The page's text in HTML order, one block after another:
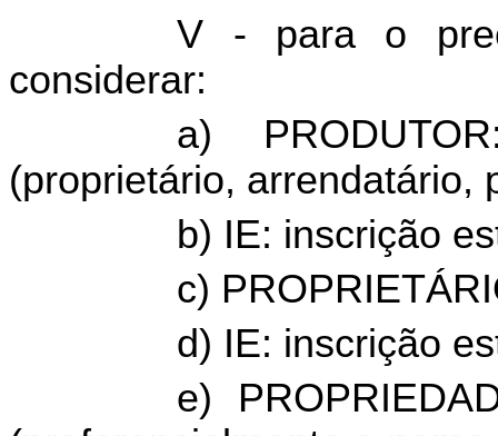
V - para o
considerar:
a)
(proprietário, arrendatário,
b) IE: inscrição
c)
d) IE: inscrição
e)